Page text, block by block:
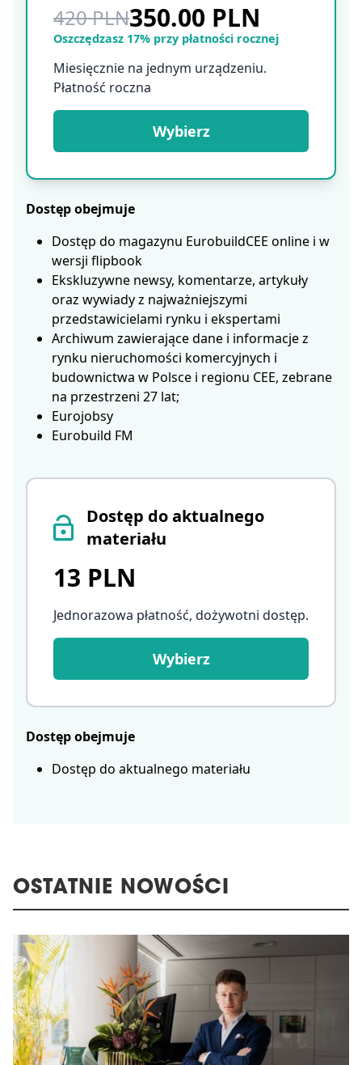
Dostęp do aktualnego
materiału
13 PLN
Jednorazowa płatność, dożywotni dostęp.
Wybierz
Dostęp obejmuje
Dostęp do aktualnego materiału
420 PLN350.00 PLN
Oszczędzasz 17% przy płatności rocznej
Miesięcznie na jednym urządzeniu.
Płatność roczna
Wybierz
Dostęp obejmuje
Dostęp do magazynu EurobuildCEE online i w
wersji flipbook
Ekskluzywne newsy, komentarze, artykuły
oraz wywiady z najważniejszymi
przedstawicielami rynku i ekspertami
Archiwum zawierające dane i informacje z
rynku nieruchomości komercyjnych i
budownictwa w Polsce i regionu CEE, zebrane
na przestrzeni 27 lat;
Eurojobsy
Eurobuild FM
OSTATNIE NOWOŚCI